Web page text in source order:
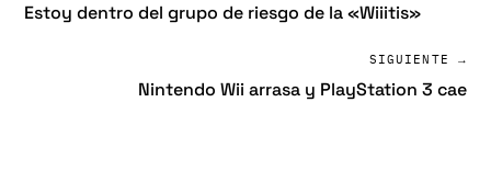
Estoy dentro del grupo de riesgo de la «Wiiitis»
SIGUIENTE →
Nintendo Wii arrasa y PlayStation 3 cae